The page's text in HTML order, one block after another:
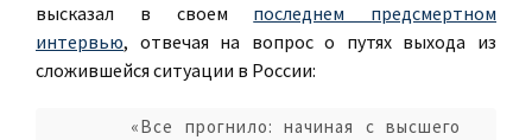
высказал в своем последнем предсмертном
интервью, отвечая на вопрос о путях выхода из
сложившейся ситуации в России:
«Все прогнило: начиная с высшего